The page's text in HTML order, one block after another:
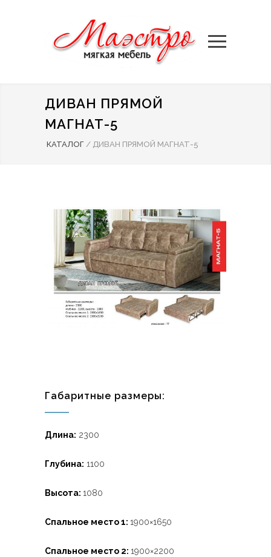
ДИВАН ПРЯМОЙ
МАГНАТ-5
КАТАЛОГ / ДИВАН ПРЯМОЙ МАГНАТ-5
Габаритные размеры:
Длина: 2300
Глубина: 1100
Высота: 1080
Спальное место 1: 1900×1650
Спальное место 2: 1900×2200